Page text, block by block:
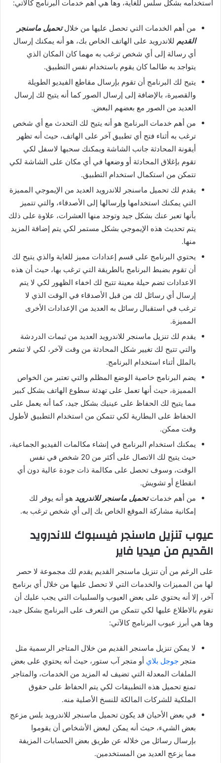
استخدامه بشكل سلس للغاية، وها هي أهم خدمات البرنامج كالآتي:
من أهم الخدمات التي تحصل عليها من خلالتحميل ماسنجر
القديم للاندرويد على الهاتف الخاص بك، هو أنه يمكنك إرسال
أي رسالة إلى أي شخص ترغب به مهما كان المكان الذي
يتواجد به طالما كان يقوم باستخدام نفس التطبيق.
يتيح لك البرنامج أن تقوم بإرسال مقاطع الفيديو الطويلة
والقصيرة، بالإضافة إلى إرسال الصور كما أنه يتيح لك إرسال
العديد من الصور مع بعضهم البعض.
من أهم خدمات البرنامج هو أنه يتيح لك التحدث مع أي شخص
ترغب به أثناء فتح أي تطبيق آخر على الهاتف، حيث أنه تظهر
أيقونة المحادثة جانب الشاشة ويمكنك سحبها لاسفل لكي
تقوم بإغلاق المحادثة أو وضعها في أي مكان على الشاشة لكي
تتمكن من استكمال استخدام التطبيق.
يقدم لك تحميل ماسنجر للاندرويد العديد من الإيموجي المميزة
التي يمكنك استخدامها وإرسالها إلى الأصدقاء، والتي تتميز
بأنها تعبر عنك بشكل جيد وتوجد منها العشرات، علاوة على ذلك
يتم تحديث هذه الإيموجي بشكل مستمر لكي يتم إضافة المزيد
منها.
يحتوي البرنامج على قسم إعدادات مميز للغاية والذي يتيح لك
أن تقوم بضبط البرنامج بالطريقة التي ترغب بها، حيث أن هذه
الاعدادات تضم حيلة معينة تتيح لك اخفاء الظهور لكي لا يتم
إرسال أي رسائل لك من قبل الأصدقاء في الوقت الذي لا
ترغب في استقبال رسائل به العديد من الإعدادات الأخرى
المميزة.
يقدم لك تنزيل ماسنجر للاندرويد العديد من ثيمات الدردشة
والتي تتيح لك تغيير شكل المحادثة من وقت لآخر، لكي لا تشعر
بالملل أثناء استخدام البرنامج.
يضم البرنامج خاصية الوضع المظلم والتي تعتبر من الخواص
المميزة، حيث أنها تعمل على تهدئة سطوع الهاتف بشكل كبير
مما يتيح لك الحفاظ على عينيك بشكل جيد، كما أنه يعمل على
الحفاظ على البطارية لكي تتمكن من استخدام التطبيق لأطول
وقت ممكن.
يمكنك استخدام البرنامج في إنشاء مكالمات الفيديو الجماعية،
حيث يتيح لك الاتصال على أكثر من 20 شخص في نفس
الوقت، وسوف تحصل على مكالمة ذات جودة عالية دون أي
انقطاع أو تشويش.
من أهم خدماتتحميل ماسنجر للاندرويد هو أنه يوفر لك
إمكانية مشاركة الموقع الخاص بك إلى أي شخص ترغب به.
عيوب تنزيل ماسنجر فيسبوك للاندرويد
القديم من ميديا فاير
على الرغم من أن تنزيل ماسنجر القديم يقدم لك مجموعة لا حصر
لها من المميزات والخدمات التي لا تحصل عليها من خلال أي برنامج
آخر، إلا أنه يحتوي على بعض العيوب والسلبيات التي يجب عليك أن
تقوم بالاطلاع عليها لكي تتمكن من التعرف على البرنامج بشكل جيد،
وها هي أبرز عيوب البرنامج كالآتي:
لا يمكن تنزيل ماسنجر القديم من خلال المتاجر الرسمية مثل
متجر جوجل بلاي أو متجر آب ستور، حيث أنه يحتوي على بعض
الملفات المعدلة التي تضيف له المزيد من الخدمات، والمتاجر
تمنع تحميل هذه التطبيقات لكي يتم الحفاظ على حقوق
الملكية للشركات المالكة للنسخ الأصلية منه.
في بعض الأحيان قد يكون تحميل ماسنجر للاندرويد بلس مزعج
بعض الشيء، حيث أنه يمكن لبعض الأشخاص أن يقوموا
بإرسال رسائل من خلاله عن طريق بعض الحسابات المزيفة
مما يزعج العديد من المستخدمين.